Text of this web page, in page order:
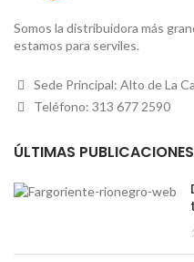
Somos la distribuidora más
estamos para serviles.
Sede Principal: Alto de La
Teléfono: 313 677 2590
ÚLTIMAS PUBLICACIONES